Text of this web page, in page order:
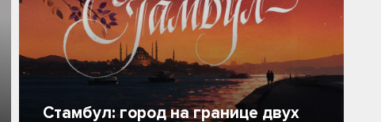
Стамбул: город на границе двух